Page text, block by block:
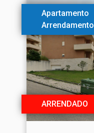
Apartamento
Arrendamento
ARRENDADO